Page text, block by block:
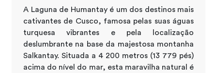
A Laguna de Humantay é um dos destinos mais
cativantes de Cusco, famosa pelas suas águas
turquesa vibrantes e pela localização
deslumbrante na base da majestosa montanha
Salkantay. Situada a 4 200 metros (13 779 pés)
acima do nível do mar, esta maravilha natural é